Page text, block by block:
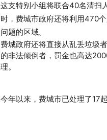
这支特别小组将联合40名清扫
时，费城市政府还将利用470
问题的区域。
费城政府还将直接从乱丢垃圾
的非法倾倒者，罚金也高达
理。
今年以来，费城市已处理了17